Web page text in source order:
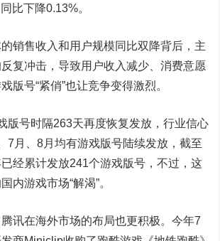
比下降0.13%。
售收入和用户规模同比双降背后，主
复冲击，导致用户收入减少、消费意愿
版号“紧俏”也让竞争变得激烈。
号时隔263天再度恢复发放，行业信心
7月、8月均有游戏版号陆续发放，截至
经累计发放241个游戏版号，不过，这
内游戏市场“解渴”。
在海外市场的布局也更积极。今年7